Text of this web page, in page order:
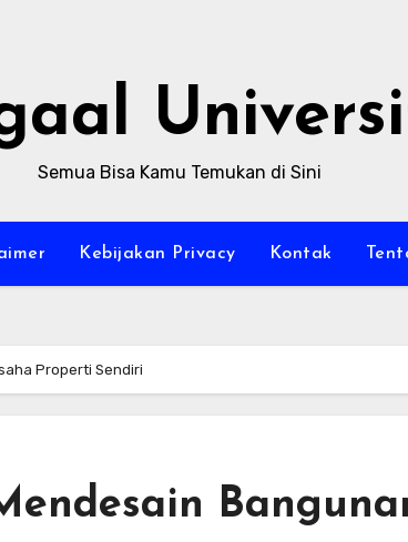
Semua Bisa Kamu Temukan di Sini
Kebijakan Privacy Kontak
Properti Sendiri